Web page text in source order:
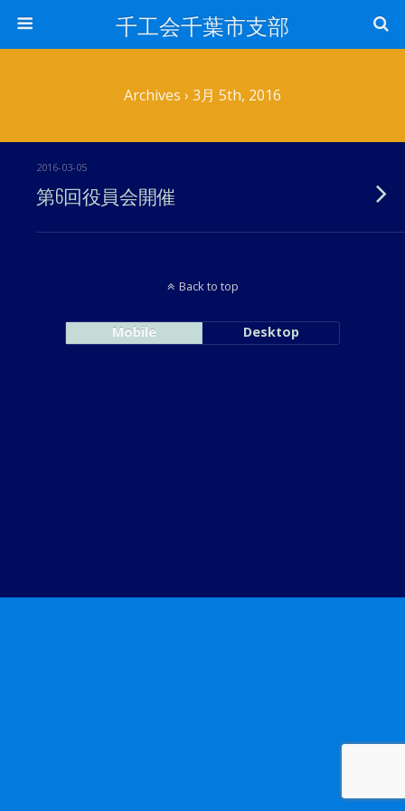
千工会千葉市支部
Archives › 3月 5th, 2016
2016-03-05
第6回役員会開催
Back to top
Mobile Desktop